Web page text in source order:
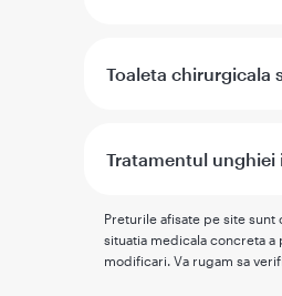
Toaleta chirurgicala
Tratamentul unghiei
Preturile afisate pe site
situatia medicala concreta
modificari. Va rugam sa